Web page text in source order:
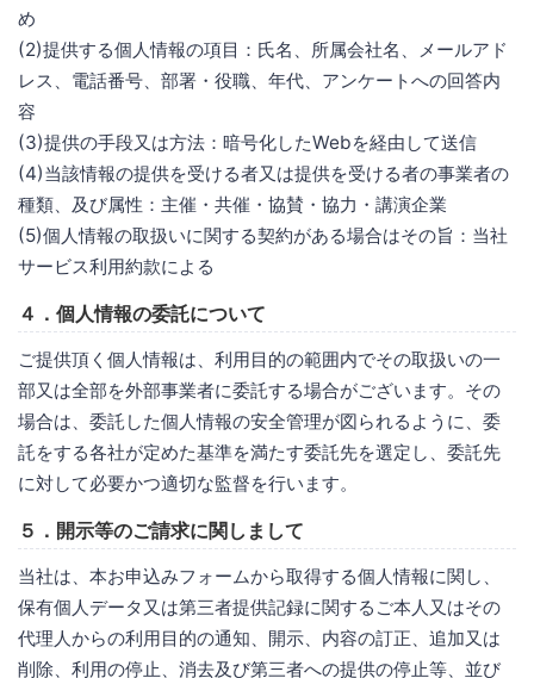
め
(2)提供する個人情報の項目：氏名、所属会社名、メールアド
レス、電話番号、部署・役職、年代、アンケートへの回答内
容
(3)提供の手段又は方法：暗号化したWebを経由して送信
(4)当該情報の提供を受ける者又は提供を受ける者の事業者の
種類、及び属性：主催・共催・協賛・協力・講演企業
(5)個人情報の取扱いに関する契約がある場合はその旨：当社
サービス利用約款による
４．個人情報の委託について
ご提供頂く個人情報は、利用目的の範囲内でその取扱いの一
部又は全部を外部事業者に委託する場合がございます。その
場合は、委託した個人情報の安全管理が図られるように、委
託をする各社が定めた基準を満たす委託先を選定し、委託先
に対して必要かつ適切な監督を行います。
５．開示等のご請求に関しまして
当社は、本お申込みフォームから取得する個人情報に関し、
保有個人データ又は第三者提供記録に関するご本人又はその
代理人からの利用目的の通知、開示、内容の訂正、追加又は
削除、利用の停止、消去及び第三者への提供の停止等、並び